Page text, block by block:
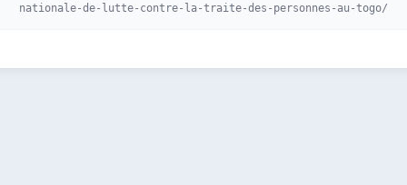
nationale-de-lutte-contre-la-traite-des-personnes-au-togo/